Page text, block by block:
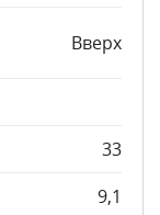
Вверх
33
9,1